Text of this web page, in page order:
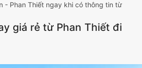
- Phan Thiết ngay khi có thông tin từ
giá rẻ từ Phan Thiết đi